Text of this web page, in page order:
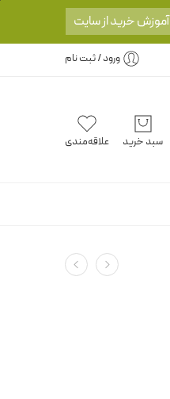
آموزش خرید از سایت
ورود / ثبت نام
سبد خرید علاقه‌مندی